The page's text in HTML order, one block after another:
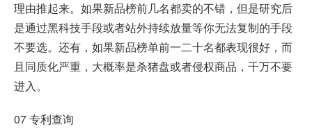
理由推起来。如果新品榜前几名都卖的不错，但是研究后
是通过黑科技手段或者站外持续放量等你无法复制的手段
不要选。还有，如果新品榜单前一二十名都表现很好，而
且同质化严重，大概率是杀猪盘或者侵权商品，千万不要
进入。
07 专利查询